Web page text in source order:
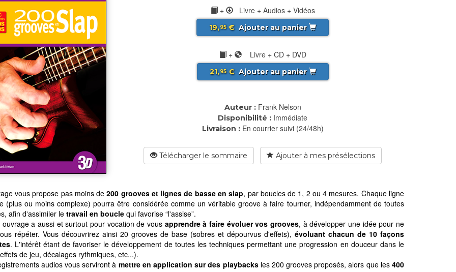
+ Livre + Audios + Vidéos
19,95€ Ajouter au panier
+ Livre + CD + DVD
21,95€ Ajouter au panier
Auteur : Frank Nelson
Disponibilité : Immédiate
Livraison : En courrier suivi (24/48h)
Télécharger le sommaire Ajouter à mes présélections
vous propose pas moins de200 grooves et lignes de basse en slap, par boucles de 1, 2 ou 4 mesures. Chaque ligne
(plus ou moins complexe) pourra être considérée comme un véritable groove à faire tourner, indépendamment de toutes
afin d'assimiler le travail en bouclequi favorise “l'assise”.
ouvrage a aussi et surtout pour vocation de vous apprendre à faire évoluer vos grooves, à développer une idée pour ne
répéter. Vous découvrirez ainsi 20 grooves de base (sobres et dépourvus d'effets),évoluant chacun de 10 façons
. L'intérêt étant de favoriser le développement de toutes les techniques permettant une progression en douceur dans le
de jeu, décalages rythmiques, etc...).
audios vous serviront à mettre en application sur des playbacksles 200 grooves proposés, alors que les400